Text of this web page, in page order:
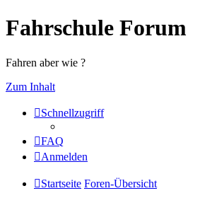
Fahrschule Forum
Fahren aber wie ?
Zum Inhalt
Schnellzugriff
FAQ
Anmelden
Startseite Foren-Übersicht